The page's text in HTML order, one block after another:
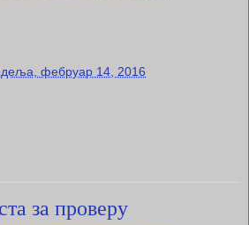
фебруар 14, 2016
за проверу